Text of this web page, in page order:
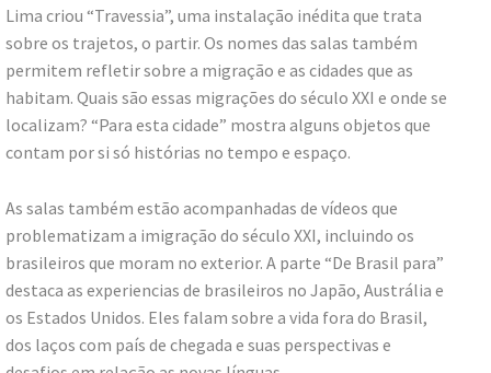
Lima criou “Travessia”, uma instalação inédita que trata
sobre os trajetos, o partir. Os nomes das salas também
permitem refletir sobre a migração e as cidades que as
habitam. Quais são essas migrações do século XXI e onde se
localizam? “Para esta cidade” mostra alguns objetos que
contam por si só histórias no tempo e espaço.
As salas também estão acompanhadas de vídeos que
problematizam a imigração do século XXI, incluindo os
brasileiros que moram no exterior. A parte “De Brasil para”
destaca as experiencias de brasileiros no Japão, Austrália e
os Estados Unidos. Eles falam sobre a vida fora do Brasil,
dos laços com país de chegada e suas perspectivas e